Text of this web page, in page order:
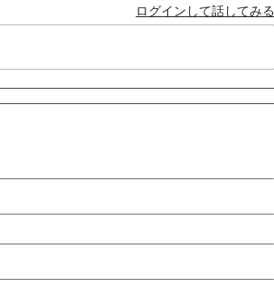
ログインして話してみる